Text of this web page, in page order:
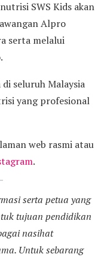
SWS Kids akan
Alpro
serta melalui
seluruh Malaysia
yang profesional
web rasmi atau
.
serta petua yang
tujuan pendidikan
nasihat
Untuk sebarang